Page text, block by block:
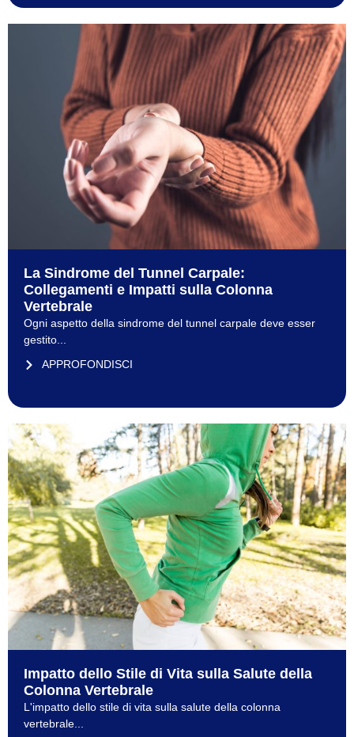
La Sindrome del Tunnel Carpale:
Collegamenti e Impatti sulla Colonna
Vertebrale
Ogni aspetto della sindrome del tunnel carpale deve esser
gestito...
APPROFONDISCI
Impatto dello Stile di Vita sulla Salute della
Colonna Vertebrale
L'impatto dello stile di vita sulla salute della colonna
vertebrale...